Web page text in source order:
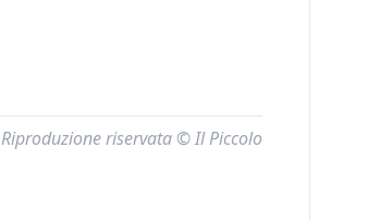
Riproduzione riservata © Il Piccolo